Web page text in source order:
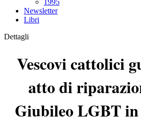
1995
Newsletter
Libri
Dettagli
Vescovi cattolici
atto di
Giubileo LGBT